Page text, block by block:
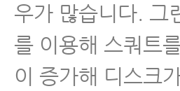
우가 많습니다. 그
를 이용해 스쿼트
이 증가해 디스크